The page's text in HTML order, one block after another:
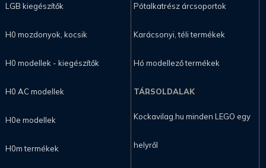
LGB kiegészítők
H0 mozdonyok, kocsik
H0 modellek - kiegészítők
H0 AC modellek
H0e modellek
H0m termékek
Pótalkatrész árcsoportok
Karácsonyi, téli termékek
Hó modellező termékek
TÁRSOLDALAK
Kockavilag.hu minden LEGO egy
helyről